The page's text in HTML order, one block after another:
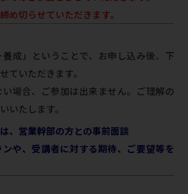
め切らせていただきます。
養成」ということで、お申し込み後、下
ていただきます。
場合、ご参加は出来ません。ご理解の
いたします。
、営業幹部の方との事前面談
や、受講者に対する期待、ご要望等を